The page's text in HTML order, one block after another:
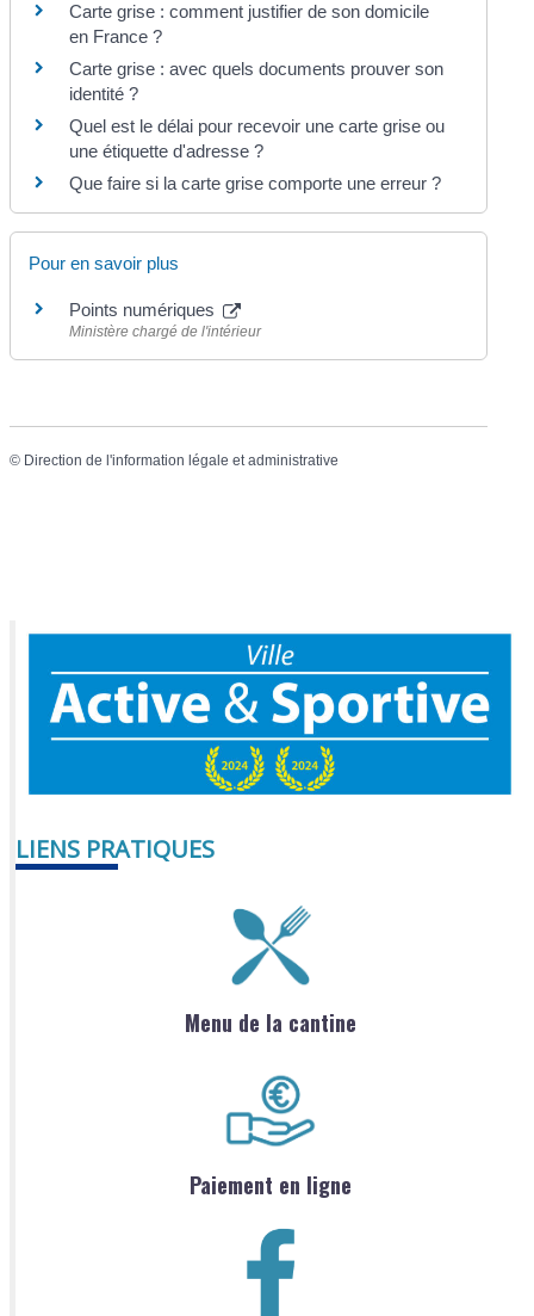
Carte grise : comment justifier de son domicile
en France ?
Carte grise : avec quels documents prouver son
identité ?
Quel est le délai pour recevoir une carte grise ou
une étiquette d'adresse ?
Que faire si la carte grise comporte une erreur ?
Pour en savoir plus
Points numériques
Ministère chargé de l'intérieur
© Direction de l'information légale et administrative
LIENS PRATIQUES
Menu de la cantine
Paiement en ligne